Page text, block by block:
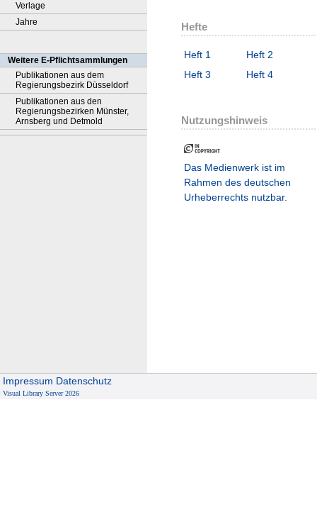
Verlage
Jahre
Weitere E-Pflichtsammlungen
Publikationen aus dem
Regierungsbezirk Düsseldorf
Publikationen aus den
Regierungsbezirken Münster,
Arnsberg und Detmold
Hefte
Heft 1
Heft 2
Heft 3
Heft 4
Nutzungshinweis
Das Medienwerk ist im
Rahmen des deutschen
Urheberrechts nutzbar.
Impressum Datenschutz
Visual Library Server 2026